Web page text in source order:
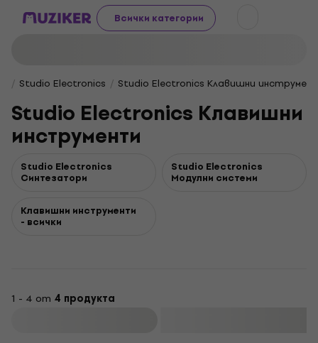
Всички категории
Studio Electronics Studio Electronics Клавишни
Studio Electronics Клавишни
инструменти
Studio Electronics
Синтезатори
Studio Electronics
Модулни системи
Клавишни инструменти
- всички
1 - 4 от 4 продукта